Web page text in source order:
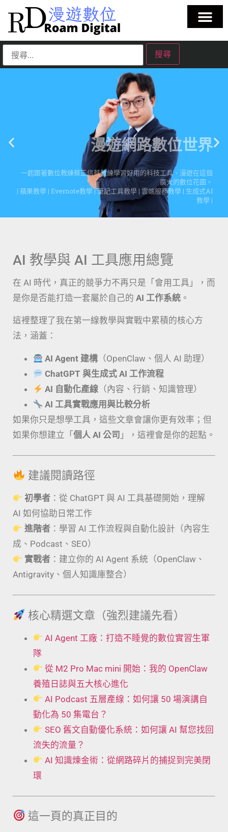
漫遊網路數位世界
一起跟著數位教練蔡正信蔡教練學習好用的科技工具、漫遊在這個
廣大的數位花園。
| 蘋果教學 | Evernote教學 | 筆記工具教學 | 雲端服務教學 | 生成式AI
教學 |
點擊這裡
AI 教學與 AI 工具應用總覽
在 AI 時代，真正的競爭力不再只是「會用工具」，而
是你是否能打造一套屬於自己的 AI 工作系統 。
這裡整理了我在第一線教學與實戰中累積的核心方
法，涵蓋：
AI Agent 建構 （OpenClaw、個人 AI 助理）
ChatGPT 與生成式 AI 工作流程
AI 自動化產線 （內容、行銷、知識管理）
AI 工具實戰應用與比較分析
如果你只是想學工具，這些文章會讓你更有效率；但
如果你想建立「 個人 AI 公司 」，這裡會是你的起點。
建議閱讀路徑
初學者 ：從 ChatGPT 與 AI 工具基礎開始，理解
AI 如何協助日常工作
進階者 ：學習 AI 工作流程與自動化設計（內容生
成、Podcast、SEO）
實戰者 ：建立你的 AI Agent 系統（OpenClaw、
Antigravity、個人知識庫整合）
核心精選文章（強烈建議先看）
AI Agent 工廠：打造不睡覺的數位實習生軍
隊
從 M2 Pro Mac mini 開始：我的 OpenClaw
養殖日誌與五大核心進化
AI Podcast 五層產線：如何讓 50 場演講自
動化為 50 集電台？
SEO 舊文自動優化系統：如何讓 AI 幫您找回
流失的流量？
AI 知識煉金術：從網路碎片的捕捉到完美閉
環
這一頁的真正目的